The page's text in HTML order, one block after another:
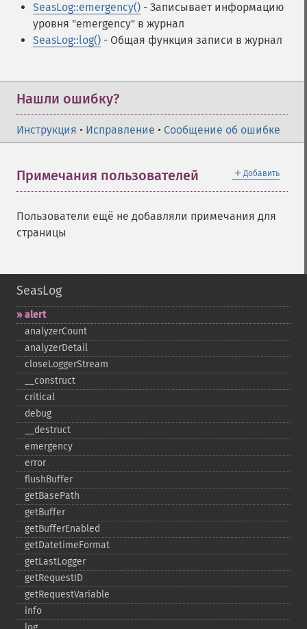
SeasLog::emergency() - Записывает информацию
уровня "emergency" в журнал
SeasLog::log() - Общая функция записи в журнал
Нашли ошибку?
Инструкция • Исправление • Сообщение об ошибке
＋ Добавить
Примечания пользователей
Пользователи ещё не добавляли примечания для
страницы
SeasLog
alert
analyzerCount
analyzerDetail
closeLoggerStream
_​_​construct
critical
debug
_​_​destruct
emergency
error
flushBuffer
getBasePath
getBuffer
getBufferEnabled
getDatetimeFormat
getLastLogger
getRequestID
getRequestVariable
info